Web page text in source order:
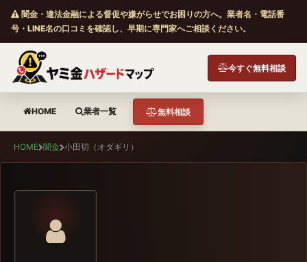
闇金・違法金融による督促や嫌がらせでお困りの方へ。業者名・電話番
号・LINE名の口コミを確認し、早期に専門家へご相談ください。
今すぐ無料相談
HOME 業者一覧 無料相談
HOME 闇金 小田切（オダギリ）